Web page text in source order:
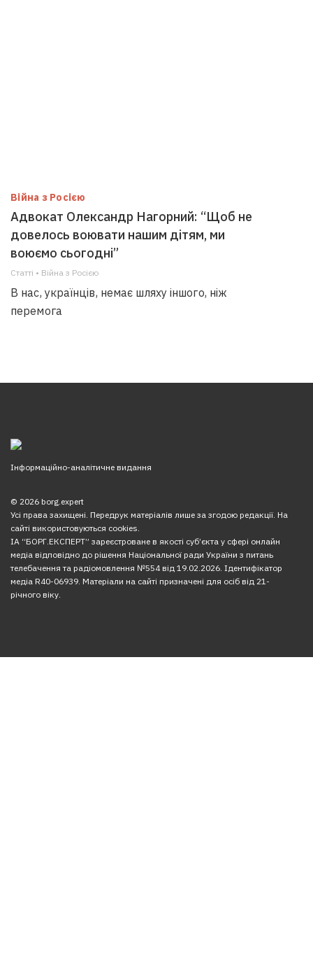
Війна з Росією
Адвокат Олександр Нагорний: “Щоб не
довелось воювати нашим дітям, ми
воюємо сьогодні”
Статті • Війна з Росією
В нас, українців, немає шляху іншого, ніж
перемога
Інформаційно-аналітичне видання
© 2026 borg.expert
Усі права захищені. Передрук матеріалів лише за згодою редакції. На
сайті використовуються cookies.
ІА “БОРГ.ЕКСПЕРТ” зареєстроване в якості суб’єкта у сфері онлайн
медіа відповідно до рішення Національної ради України з питань
телебачення та радіомовлення №554 від 19.02.2026. Ідентифікатор
медіа R40-06939. Матеріали на сайті призначені для осіб від 21-
річного віку.